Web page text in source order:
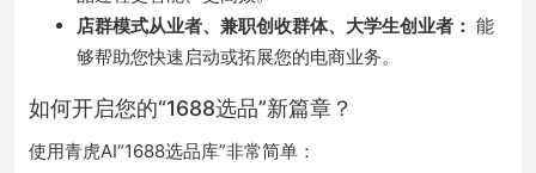
店群模式从业者、兼职创收群体、大学生创业者： 能
够帮助您快速启动或拓展您的电商业务。
如何开启您的“1688选品”新篇章？
使用青虎AI“1688选品库”非常简单：